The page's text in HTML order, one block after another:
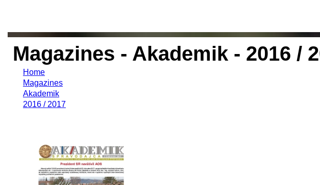
Magazines - Akademik - 2016 /
Home
Magazines
Akademik
2016 / 2017